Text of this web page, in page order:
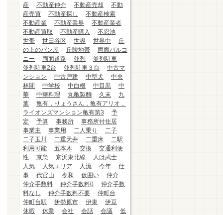
産
不動産仲介 不動産売却
不動
産売買
不動産探し
不動産検索
不動産業
不動産業界
不動産業者
不動産買取
不動産購入
不忍池
世帯
世田谷区 世界 世界中
丘
の上のパン屋
丘陵地帯
両面バルコ
ニー
両面道路 並列
並列駐車
並列駐車2台
並列駐車３台
中古マ
ンション
中古戸建 中型犬
中央
林間
中学校 中白根 中目黒
中
華
中華料理 丸亀製麵 久末
九
葉
亀有，りょうさん，亀有アリオ，
ライオンズマンション亀有第3
予
定
予算 事務所
事務所付住居
事業主
事業用 二人乗り
二子
二子玉川
二重天井 二重床
二駅
利用可能
五本木 交換
交通利便
性
京急 京浜東北線
人は武士
人気
人気エリア 人流 今年
仕
事
代官山 令和 仮囲い
仲介
仲介手数料
仲介手数料0
仲介手数
料なし
仲介手数料不要
仲町台
仲町台駅
伊勢原市 伊東
伊豆
休暇
休業 会社 会話 会議
低